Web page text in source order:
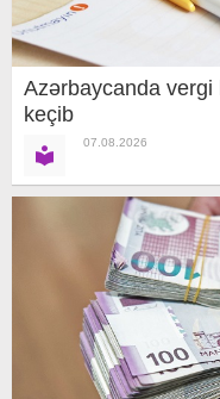
Azərbaycanda vergi
keçib
07.08.2026